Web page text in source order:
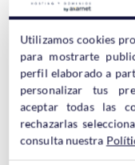
traductores de
Sigue leyendo →
¿Cómo
Utilizamos cookies
para mostrarte
perfil elaborado a
personalizar tus
aceptar todas las
rechazarlas
consulta nuestra